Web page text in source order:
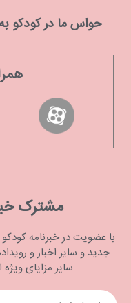
حواس ما در كودكو
مشترک
با عضویت در خبرنامه
جدید و سایر اخبار و
سایر مزایای